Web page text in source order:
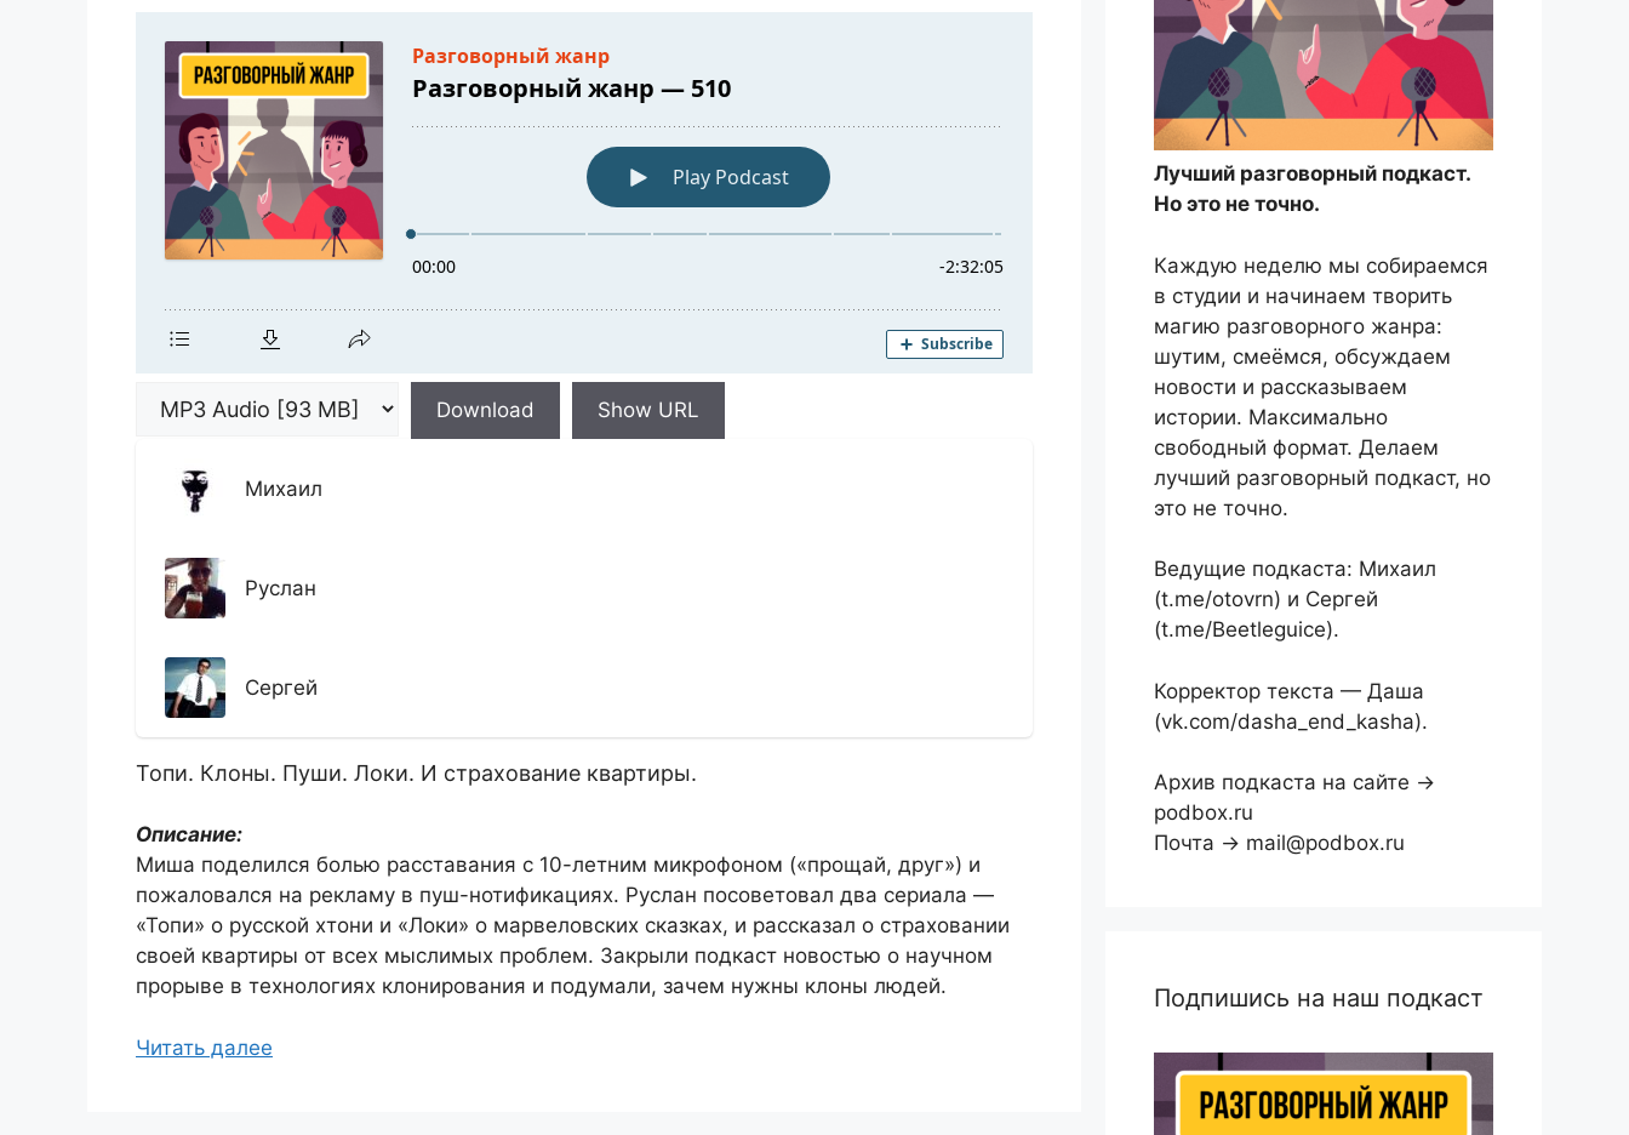
Download Show URL
Михаил
Руслан
Сергей
Топи. Клоны. Пуши. Локи. И страхование квартиры.
Описание:
Миша поделился болью расставания с 10-летним микрофоном («прощай, друг») и
пожаловался на рекламу в пуш-нотификациях. Руслан посоветовал два сериала —
«Топи» о русской хтони и «Локи» о марвеловских сказках, и рассказал о страховании
своей квартиры от всех мыслимых проблем. Закрыли подкаст новостью о научном
прорыве в технологиях клонирования и подумали, зачем нужны клоны людей.
Читать далее
Лучший разговорный подкаст.
Но это не точно.
Каждую неделю мы собираемся
в студии и начинаем творить
магию разговорного жанра:
шутим, смеёмся, обсуждаем
новости и рассказываем
истории. Максимально
свободный формат. Делаем
лучший разговорный подкаст, но
это не точно.
Ведущие подкаста: Михаил
(t.me/otovrn) и Сергей
(t.me/Beetleguice).
Корректор текста — Даша
(vk.com/dasha_end_kasha).
Архив подкаста на сайте →
podbox.ru
Почта → mail@podbox.ru
Подпишись на наш подкаст